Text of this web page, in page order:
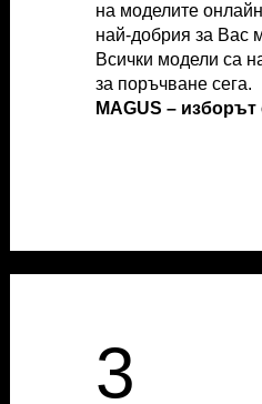
на моделите
най-добрия за Вас
Всички модели са
за поръчване сега.
MAGUS – изборът
на моделите
най-добрия за Вас
Всички модели са
за поръчване сега.
MAGUS – изборът
3
3